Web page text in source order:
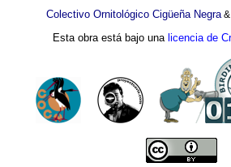
Colectivo Ornitológico Cigüeña Negra&
Esta obra está bajo una licencia de